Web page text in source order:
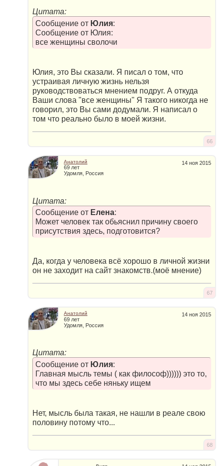
Цитата:
Сообщение от Юлия:
Сообщение от Юлия:
все женщины сволочи
Юлия, это Вы сказали. Я писал о том, что
устраивая личную жизнь нельзя
руководствоваться мнением подруг. А откуда
Ваши слова "все женщины" Я такого никогда не
говорил, это Вы сами додумали. Я написал о
том что реально было в моей жизни.
66
14 ноя 2015
Анатолий
69 лет
Удомля, Россия
Цитата:
Сообщение от Елена:
Может человек так обьяснил причину своего
присутствия здесь, подготовится?
Да, когда у человека всё хорошо в личной жизни
он не заходит на сайт знакомств.(моё мнение)
67
14 ноя 2015
Анатолий
69 лет
Удомля, Россия
Цитата:
Сообщение от Юлия:
Главная мысль темы ( как философ)))))) это то,
что мы здесь себе няньку ищем
Нет, мысль была такая, не нашли в реале свою
половину потому что...
68